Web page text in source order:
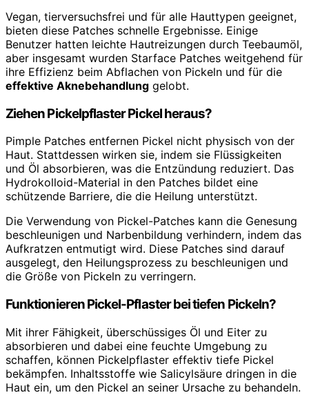
Vegan, tierversuchsfrei und für alle Hauttypen geeignet,
bieten diese Patches schnelle Ergebnisse. Einige
Benutzer hatten leichte Hautreizungen durch Teebaumöl,
aber insgesamt wurden Starface Patches weitgehend für
ihre Effizienz beim Abflachen von Pickeln und für die
effektive Aknebehandlung gelobt.
Ziehen Pickelpflaster Pickel heraus?
Pimple Patches entfernen Pickel nicht physisch von der
Haut. Stattdessen wirken sie, indem sie Flüssigkeiten
und Öl absorbieren, was die Entzündung reduziert. Das
Hydrokolloid-Material in den Patches bildet eine
schützende Barriere, die die Heilung unterstützt.
Die Verwendung von Pickel-Patches kann die Genesung
beschleunigen und Narbenbildung verhindern, indem das
Aufkratzen entmutigt wird. Diese Patches sind darauf
ausgelegt, den Heilungsprozess zu beschleunigen und
die Größe von Pickeln zu verringern.
Funktionieren Pickel-Pflaster bei tiefen Pickeln?
Mit ihrer Fähigkeit, überschüssiges Öl und Eiter zu
absorbieren und dabei eine feuchte Umgebung zu
schaffen, können Pickelpflaster effektiv tiefe Pickel
bekämpfen. Inhaltsstoffe wie Salicylsäure dringen in die
Haut ein, um den Pickel an seiner Ursache zu behandeln.